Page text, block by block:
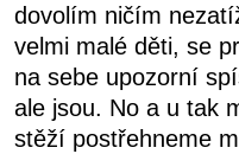
dovolím ničím
velmi malé děti, se
na sebe upozorní
ale jsou. No a u tak
stěží postřehneme